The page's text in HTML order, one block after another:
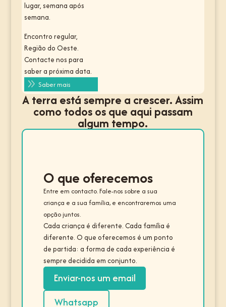
lugar, semana após
semana.
Encontro regular,
Região do Oeste.
Contacte nos para
saber a próxima data.
9 Saber mais
A terra está sempre a crescer. Assim
como todos os que aqui passam
algum tempo.
O que oferecemos
Entre em contacto. Fale-nos sobre a sua
criança e a sua família, e encontraremos uma
opção juntos.
Cada criança é diferente. Cada família é
diferente. O que oferecemos é um ponto
de partida: a forma de cada experiência é
sempre decidida em conjunto.
Enviar-nos um email
Whatsapp